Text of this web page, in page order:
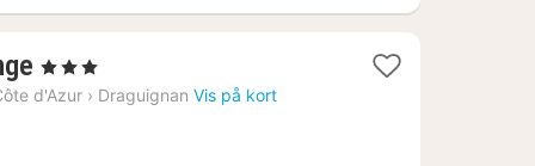
1
nat
, 3 Stjerner
d'Azur › Draguignan Vis på kort